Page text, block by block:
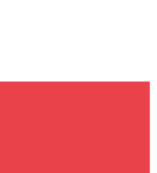
2016